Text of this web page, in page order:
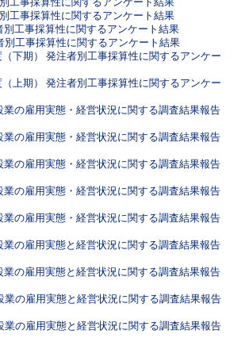
工事採算性に関するアンケート結果
別工事採算性に関するアンケート結果
別工事採算性に関するアンケート結果
下期） 発注者別工事採算性に関するアンケー
上期） 発注者別工事採算性に関するアンケー
の雇用実態・経営状況に関する調査結果報告
の雇用実態・経営状況に関する調査結果報告
の雇用実態・経営状況に関する調査結果報告
の雇用実態・経営状況に関する調査結果報告
の雇用実態・経営状況に関する調査結果報告
の雇用実態と経営状況に関する調査結果報告
の雇用実態と経営状況に関する調査結果報告
の雇用実態と経営状況に関する調査結果報告
の雇用実態と経営状況に関する調査結果報告